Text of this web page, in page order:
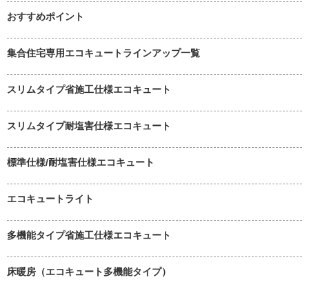
おすすめポイント
集合住宅専用エコキュートラインアップ一覧
スリムタイプ省施工仕様エコキュート
スリムタイプ耐塩害仕様エコキュート
標準仕様/耐塩害仕様エコキュート
エコキュートライト
多機能タイプ省施工仕様エコキュート
床暖房（エコキュート多機能タイプ）